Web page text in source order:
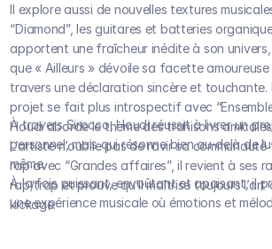
Il explore aussi de nouvelles textures
“Diamond”, les guitares et batteries
apportent une fraîcheur inédite à son
que « Ailleurs » dévoile sa facette amoureuse
travers une déclaration sincère et touchante.
projet se fait plus introspectif avec
Houdi aborde le thème des trahisons
L’artiste n’oublie pas de ravir sa
rap avec “Grandes affaires”, il revient à ses
rap/trap et prouve qu’il maîtrise toujours l’art
kickage.
À travers Sirocco, Houdi réussit à livrer un
personnel, mais qui résonne bien au-delà de
même.
À la fois puissant, envoûtant et apaisant, il
une expérience musicale où émotions et